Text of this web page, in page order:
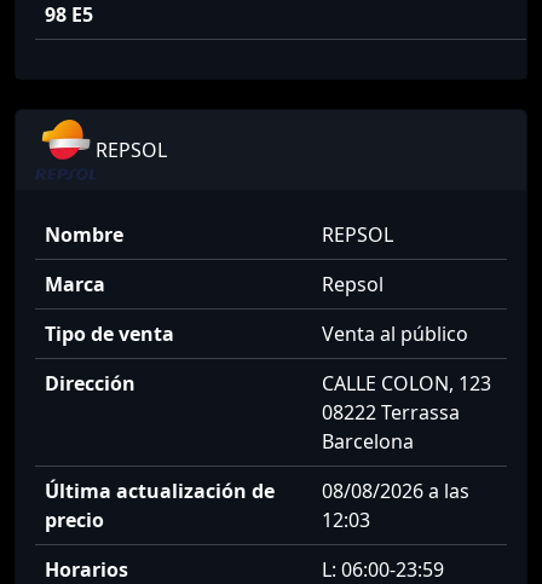
98 E5
REPSOL
Nombre
REPSOL
Marca
Repsol
Tipo de venta
Venta al público
Dirección
CALLE COLON, 123
08222 Terrassa
Barcelona
Última actualización de
precio
08/08/2026 a las
12:03
Horarios
L: 06:00-23:59